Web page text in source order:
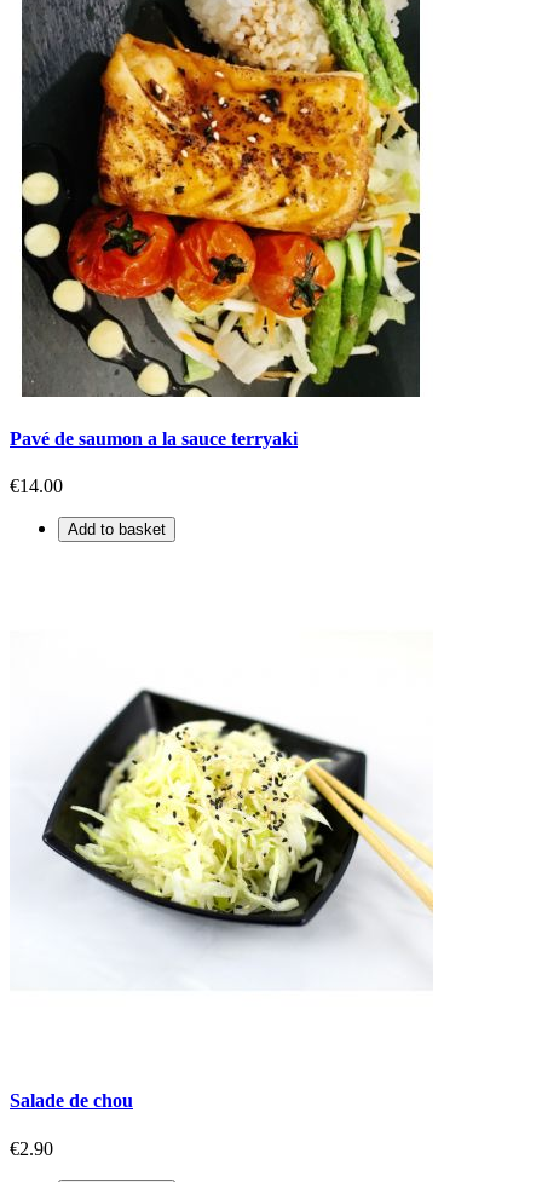
Pavé de saumon a la sauce terryaki
€14.00
Add to basket
Salade de chou
€2.90